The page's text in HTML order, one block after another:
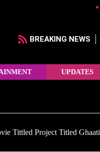
BREAKING NEWS
UPDATES
Tittled Project Titled Ghaati